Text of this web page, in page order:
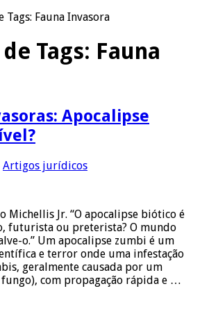
Tags: Fauna Invasora
Tags: Fauna
Apocalipse
Artigos jurídicos
Michellis Jr. “O apocalipse biótico é
futurista ou preterista? O mundo
o.” Um apocalipse zumbi é um
e terror onde uma infestação
geralmente causada por um
com propagação rápida e …